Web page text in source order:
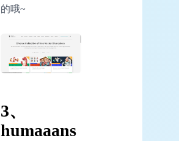
的哦~
3、
humaaans